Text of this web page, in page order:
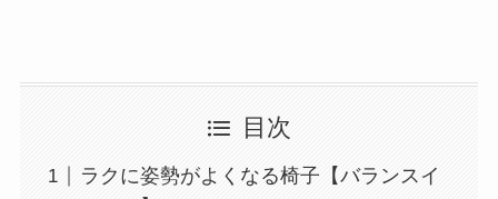
目次
ラクに姿勢がよくなる椅子【バランスイ